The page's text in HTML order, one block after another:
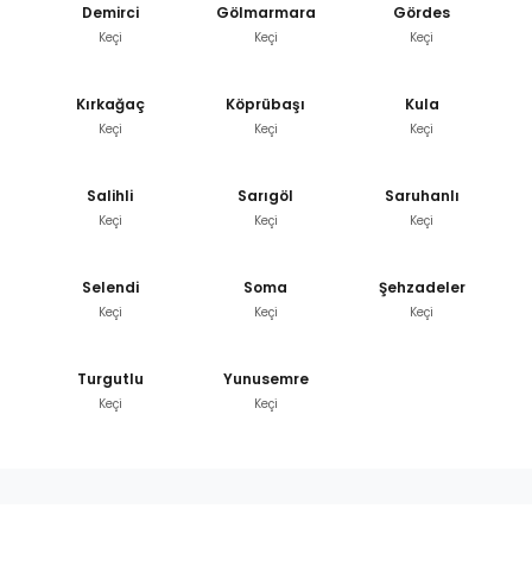
Demirci
Keçi
Gölmarmara
Keçi
Gördes
Keçi
Kırkağaç
Keçi
Köprübaşı
Keçi
Kula
Keçi
Salihli
Keçi
Sarıgöl
Keçi
Saruhanlı
Keçi
Selendi
Keçi
Soma
Keçi
Şehzadeler
Keçi
Turgutlu
Keçi
Yunusemre
Keçi